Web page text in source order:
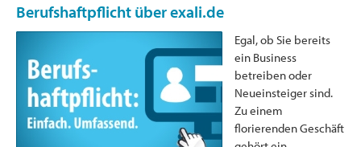
Berufshaftpflicht über exali.de
Egal, ob Sie bereits
ein Business
betreiben oder
Neueinsteiger sind.
Zu einem
florierenden Geschäft